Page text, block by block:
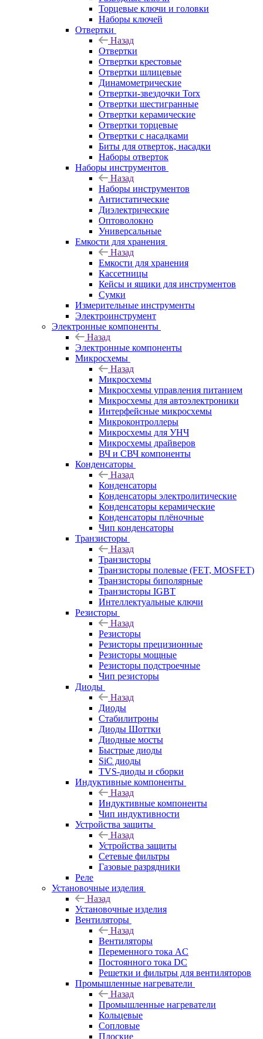
Торцевые ключи и головки
Наборы ключей
Отвертки
Назад
Отвертки
Отвертки крестовые
Отвертки шлицевые
Динамометрические
Отвертки-звездочки Torx
Отвертки шестигранные
Отвертки керамические
Отвертки торцевые
Отвертки с насадками
Биты для отверток, насадки
Наборы отверток
Наборы инструментов
Назад
Наборы инструментов
Антистатические
Диэлектрические
Оптоволокно
Универсальные
Емкости для хранения
Назад
Емкости для хранения
Кассетницы
Кейсы и ящики для инструментов
Сумки
Измерительные инструменты
Электроинструмент
Электронные компоненты
Назад
Электронные компоненты
Микросхемы
Назад
Микросхемы
Микросхемы управления питанием
Микросхемы для автоэлектроники
Интерфейсные микросхемы
Микроконтроллеры
Микросхемы для УНЧ
Микросхемы драйверов
ВЧ и СВЧ компоненты
Конденсаторы
Назад
Конденсаторы
Конденсаторы электролитические
Конденсаторы керамические
Конденсаторы плёночные
Чип конденсаторы
Транзисторы
Назад
Транзисторы
Транзисторы полевые (FET, MOSFET)
Транзисторы биполярные
Транзисторы IGBT
Интеллектуальные ключи
Резисторы
Назад
Резисторы
Резисторы прецизионные
Резисторы мощные
Резисторы подстроечные
Чип резисторы
Диоды
Назад
Диоды
Стабилитроны
Диоды Шоттки
Диодные мосты
Быстрые диоды
SiC диоды
TVS-диоды и сборки
Индуктивные компоненты
Назад
Индуктивные компоненты
Чип индуктивности
Устройства защиты
Назад
Устройства защиты
Сетевые фильтры
Газовые разрядники
Реле
Установочные изделия
Назад
Установочные изделия
Вентиляторы
Назад
Вентиляторы
Переменного тока AC
Постоянного тока DC
Решетки и фильтры для вентиляторов
Промышленные нагреватели
Назад
Промышленные нагреватели
Кольцевые
Сопловые
Плоские